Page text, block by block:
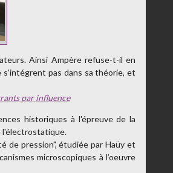
Ainsi Ampère refuse-t-il en
s'intégrent pas dans sa théorie, et
par influence
historiques à l'épreuve de la
l'électrostatique.
de pression", étudiée par Haüy et
microscopiques à l’oeuvre